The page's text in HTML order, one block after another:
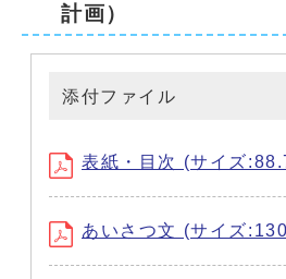
計画）
添付ファイル
表紙・目次 (サイズ
あいさつ文 (サイズ